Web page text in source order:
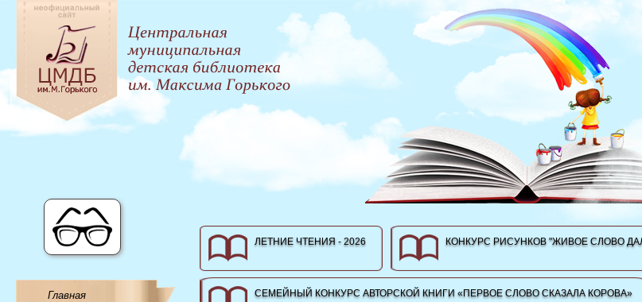
Главная
ЛЕТНИЕ ЧТЕНИЯ - 2026 КОНКУРС РИСУНКОВ "ЖИВОЕ СЛОВО
СЕМЕЙНЫЙ КОНКУРС АВТОРСКОЙ КНИГИ «ПЕРВОЕ СЛОВО СКАЗАЛА КОРОВА»